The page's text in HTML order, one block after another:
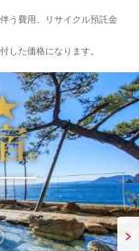
う費用、リサイクル預託金
した価格になります。